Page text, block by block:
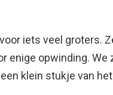
iets veel groters.
enige opwinding. We
klein stukje van